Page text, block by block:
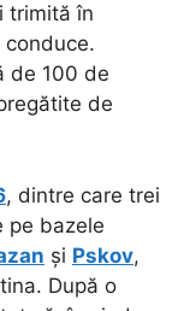
trimită în
conduce.
de 100 de
de
, dintre care trei
pe bazele
și Pskov,
După o